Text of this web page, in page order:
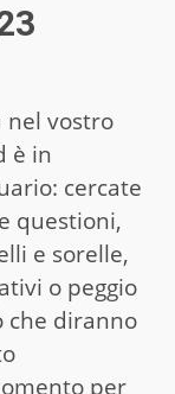
nel vostro
è in
cercate
questioni,
e sorelle,
o peggio
che diranno
per